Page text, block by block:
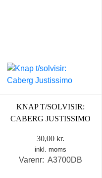
KNAP T/SOLVISIR:
CABERG JUSTISSIMO
30,00 kr.
inkl. moms
Varenr: A3700DB